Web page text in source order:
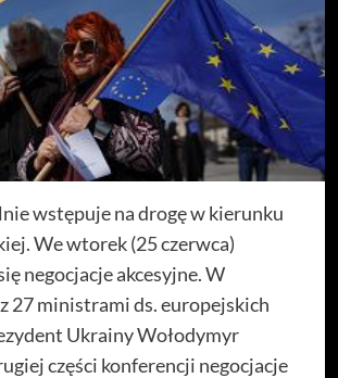
wstępuje na drogę w kierunku
We wtorek (25 czerwca)
negocjacje akcesyjne. W
27 ministrami ds. europejskich
Ukrainy Wołodymyr
części konferencji negocjacje